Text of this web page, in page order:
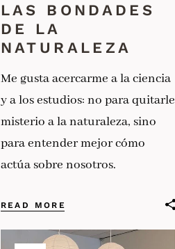
LAS BONDADES
DE LA
NATURALEZA
Me gusta acercarme a la ciencia
y a los estudios: no para quitarle
misterio a la naturaleza, sino
para entender mejor cómo
actúa sobre nosotros.
READ MORE